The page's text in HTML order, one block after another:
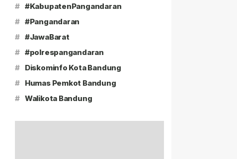
# #KabupatenPangandaran
# #Pangandaran
# #JawaBarat
# #polrespangandaran
# Diskominfo Kota Bandung
# Humas Pemkot Bandung
# Walikota Bandung